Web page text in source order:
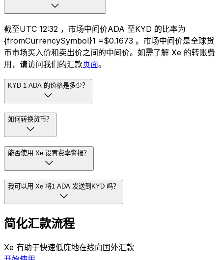
截至UTC 12:32 ，市场中间价ADA 至KYD 的比率为
{fromCurrencySymbol}1 =$0.1673 。市场中间价是全球货
币市场买入价和卖出价之间的中间价。如需了解 Xe 的转账费
用，请访问我们的汇款页面。
KYD 1 ADA 的价格是多少？
如何转换货币？
能否使用 Xe 设置费率警报？
我可以用 Xe 将1 ADA 发送到KYD 吗？
简化汇款流程
Xe 有助于快速低廉地在线向国外汇款